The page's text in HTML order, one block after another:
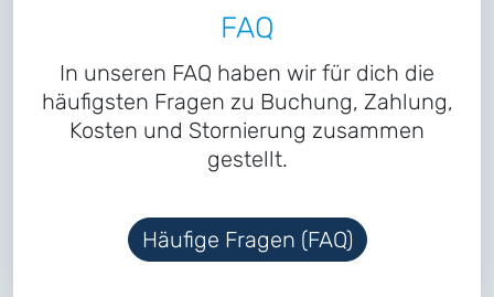
FAQ
In unseren FAQ haben wir für dich die
häufigsten Fragen zu Buchung, Zahlung,
Kosten und Stornierung zusammen
gestellt.
Häufige Fragen (FAQ)